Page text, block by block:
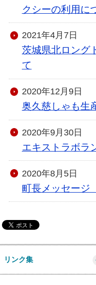
クシーの利用に
2021年4月7日
茨城県北ロング
て
2020年12月9日
奥久慈しゃも生
2020年9月30日
エキストラボラ
2020年8月5日
町長メッセージ
リンク集